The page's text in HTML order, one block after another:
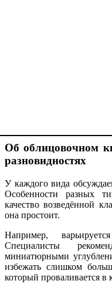
Об облицовочном
разновидностях
У каждого вида
Особенности разных
качество возведённой
она простоит.
Например,
Специалисты
миниатюрными
избежать слишком
который проваливается в